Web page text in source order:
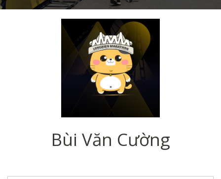
Bùi Văn Cường